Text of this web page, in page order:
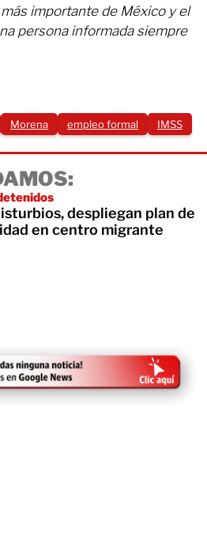
importante de México y el
persona informada siempre
Morena empleo formal IMSS
despliegan plan de
en centro migrante